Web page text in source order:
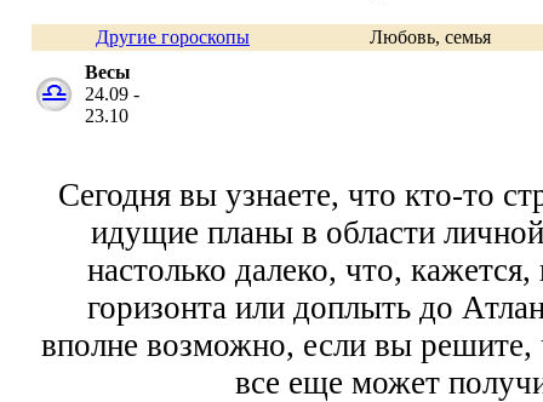
Другие гороскопы
Любовь, семья
Весы
24.09 -
23.10
Сегодня вы узнаете, что кто-то
идущие планы в области
настолько далеко, что,
горизонта или доплыть до
вполне возможно, если вы
все еще может